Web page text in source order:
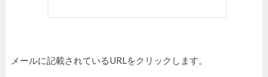
メールに記載されているURLをクリックします。